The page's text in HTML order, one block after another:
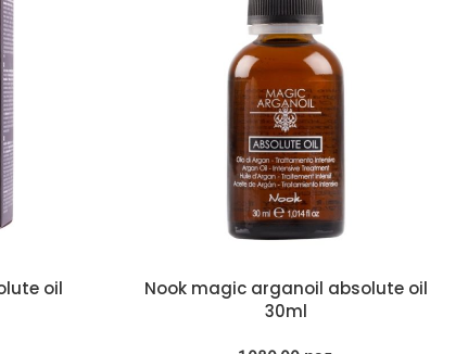
oil
Nook magic arganoil absolute oil
30ml